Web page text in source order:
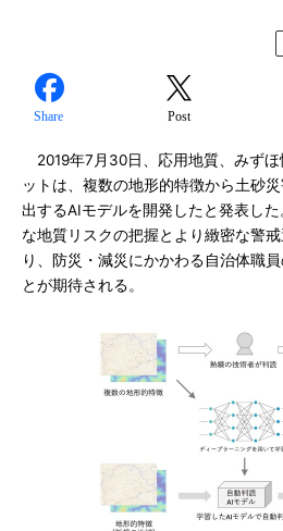
Share Post
2019年7月30日、応用地質、みず
ットは、複数の地形的特徴から土砂
出するAIモデルを開発したと発表し
な地質リスクの把握とより緻密な警
り、防災・減災にかかわる自治体職
とが期待される。